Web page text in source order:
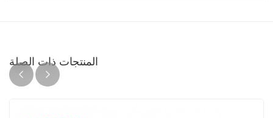
المنتجات ذات الصلة